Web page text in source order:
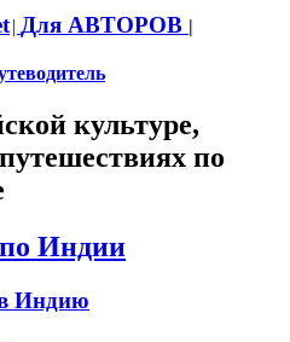
| Для АВТОРОВ |
культуре,
по
Индии
Индию